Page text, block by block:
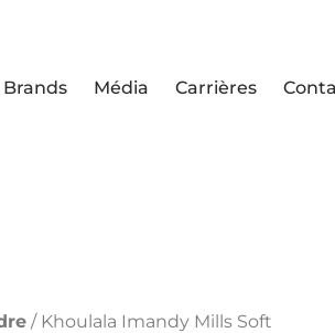
Média Carrières
/ Khoulala Imandy Mills Soft